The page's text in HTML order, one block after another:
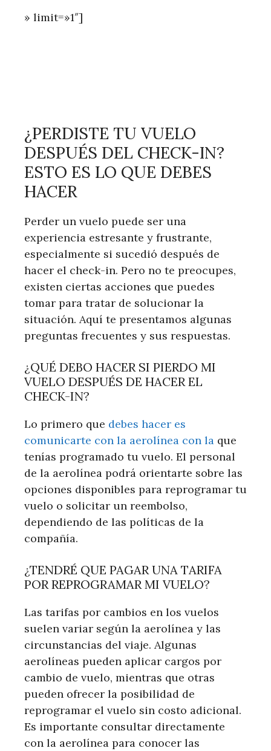
» limit=»1″]
¿PERDISTE TU VUELO
DESPUÉS DEL CHECK-IN?
ESTO ES LO QUE DEBES
HACER
Perder un vuelo puede ser una
experiencia estresante y frustrante,
especialmente si sucedió después de
hacer el check-in. Pero no te preocupes,
existen ciertas acciones que puedes
tomar para tratar de solucionar la
situación. Aquí te presentamos algunas
preguntas frecuentes y sus respuestas.
¿QUÉ DEBO HACER SI PIERDO MI
VUELO DESPUÉS DE HACER EL
CHECK-IN?
Lo primero que debes hacer es
comunicarte con la aerolínea con la que
tenías programado tu vuelo. El personal
de la aerolínea podrá orientarte sobre las
opciones disponibles para reprogramar tu
vuelo o solicitar un reembolso,
dependiendo de las políticas de la
compañía.
¿TENDRÉ QUE PAGAR UNA TARIFA
POR REPROGRAMAR MI VUELO?
Las tarifas por cambios en los vuelos
suelen variar según la aerolínea y las
circunstancias del viaje. Algunas
aerolíneas pueden aplicar cargos por
cambio de vuelo, mientras que otras
pueden ofrecer la posibilidad de
reprogramar el vuelo sin costo adicional.
Es importante consultar directamente
con la aerolínea para conocer las